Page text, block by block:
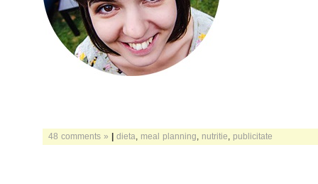
48 comments » | dieta meal planning nutritie publicitate